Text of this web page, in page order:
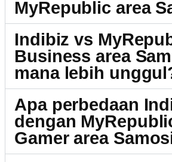
MyRepublic area
Indibiz vs
Business area
mana lebih
Apa perbedaan
dengan
Gamer area